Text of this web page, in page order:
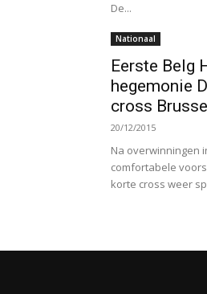
De...
Nationaal
Eerste Belg
hegemonie
cross
20/12/2015
Na overwinningen
comfortabele
korte cross weer